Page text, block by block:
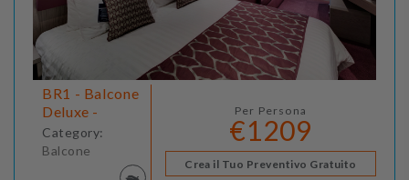
BR1 - Balcone
Deluxe -
Category:
Balcone
Per Persona
€1209
Crea il Tuo Preventivo Gratuito